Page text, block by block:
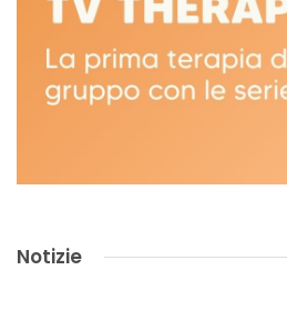
Notizie